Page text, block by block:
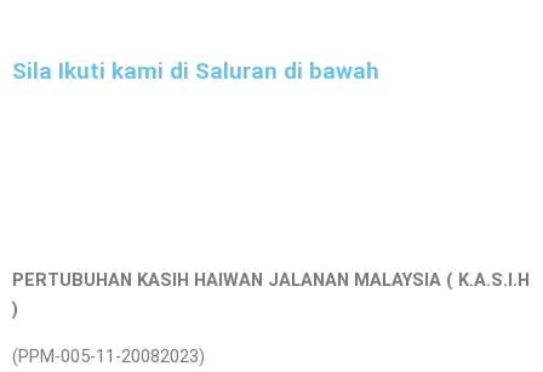
Sila Ikuti kami di Saluran di bawah
PERTUBUHAN KASIH HAIWAN JALANAN MALAYSIA ( K.A.S.I.H
)
(PPM-005-11-20082023)